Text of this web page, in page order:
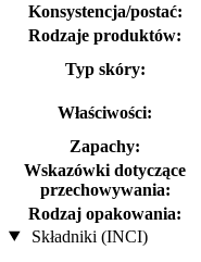
Konsystencja/postać:
Rodzaje produktów:
Typ skóry:
Właściwości:
Zapachy:
Wskazówki dotyczące
przechowywania:
Rodzaj opakowania:
Składniki (INCI)